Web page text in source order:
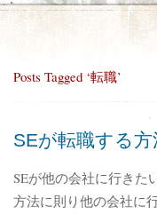
Posts Tagged ‘転職’
SEが転職する方
SEが他の会社に行きた
方法に則り他の会社に